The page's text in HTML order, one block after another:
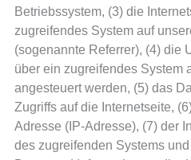
Betriebssystem, (3) die
zugreifendes System auf
(sogenannte Referrer), (4) die
über ein zugreifendes System
angesteuert werden, (5) das
Zugriffs auf die Internetseite,
Adresse (IP-Adresse), (7) der
des zugreifenden Systems